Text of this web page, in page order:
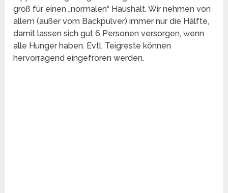
groß für einen „normalen“ Haushalt. Wir nehmen von
allem (außer vom Backpulver) immer nur die Hälfte,
damit lassen sich gut 6 Personen versorgen, wenn
alle Hunger haben. Evtl. Teigreste können
hervorragend eingefroren werden.